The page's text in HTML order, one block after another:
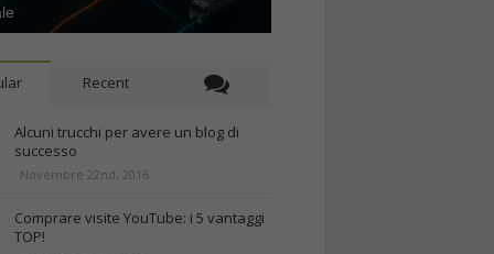
Recent
Alcuni trucchi per avere un blog di
successo
Novembre 22nd, 2016
Comprare visite YouTube: i 5 vantaggi
TOP!